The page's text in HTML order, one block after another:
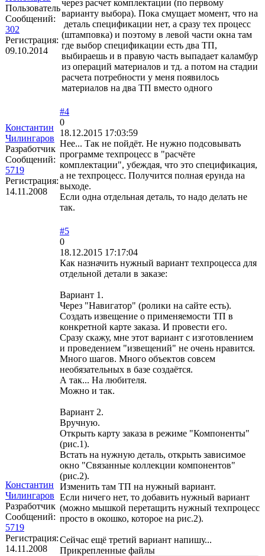
Пользователь
Сообщений:
302
Регистрация:
09.10.2014
через расчет комплектации (по первому
варианту выбора). Пока смущает момент, что на
деталь спецификации нет, а сразу тех процесс
(штамповка) и поэтому в левой части окна там
где выбор спецификации есть два ТП,
выбираешь и в правую часть выпадает каламбур
из операций материалов и тд. а потом на стадии
расчета потребности у меня появилось
материалов на два ТП вместо одного
Константин
Чилингаров
Разработчик
Сообщений:
5719
Регистрация:
14.11.2008
#4
0
18.12.2015 17:03:59
Нее... Так не пойдёт. Не нужно подсовывать
программе техпроцесс в "расчёте
комплектации", убеждая, что это спецификация,
а не техпроцесс. Получится полная ерунда на
выходе.
Если одна отдельная деталь, то надо делать не
так.
Константин
Чилингаров
Разработчик
Сообщений:
5719
Регистрация:
14.11.2008
#5
0
18.12.2015 17:17:04
Как назначить нужный вариант техпроцесса для
отдельной детали в заказе:
Вариант 1.
Через "Навигатор" (ролики на сайте есть).
Создать извещение о применяемости ТП в
конкретной карте заказа. И провести его.
Сразу скажу, мне этот вариант с изготовлением
и проведением "извещений" не очень нравится.
Много шагов. Много объектов совсем
необязательных в базе создаётся.
А так... На любителя.
Можно и так.
Вариант 2.
Вручную.
Открыть карту заказа в режиме "Компоненты"
(рис.1).
Встать на нужную деталь, открыть зависимое
окно "Связанные коллекции компонентов"
(рис.2).
Изменить там ТП на нужный вариант.
Если ничего нет, то добавить нужный вариант
(можно мышкой перетащить нужный техпроцесс
просто в окошко, которое на рис.2).
Сейчас ещё третий вариант напишу...
Прикрепленные файлы